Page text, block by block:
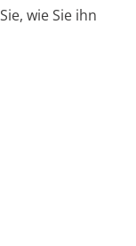
wie Sie ihn